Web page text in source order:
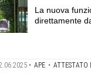
La nuova
direttamente
• APE • ATTESTATO